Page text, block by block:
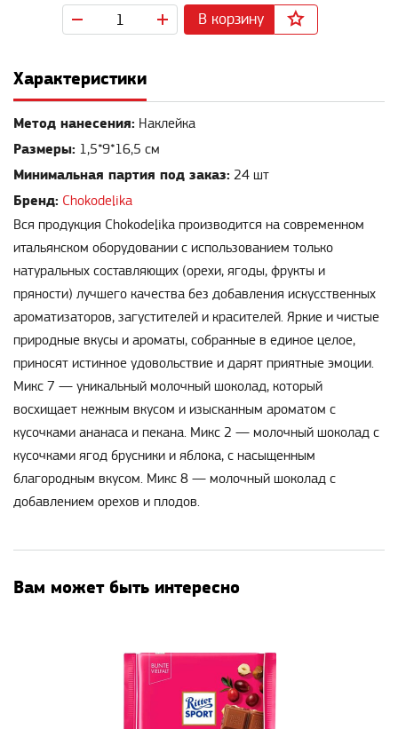
В корзину
Характеристики
Метод нанесения: Наклейка
Размеры: 1,5*9*16,5 см
Минимальная партия под заказ: 24 шт
Бренд: Chokodelika
Вся продукция Chokodelika производится на современном
итальянском оборудовании с использованием только
натуральных составляющих (орехи, ягоды, фрукты и
пряности) лучшего качества без добавления искусственных
ароматизаторов, загустителей и красителей. Яркие и чистые
природные вкусы и ароматы, собранные в единое целое,
приносят истинное удовольствие и дарят приятные эмоции.
Микс 7 — уникальный молочный шоколад, который
восхищает нежным вкусом и изысканным ароматом с
кусочками ананаса и пекана. Микс 2 — молочный шоколад с
кусочками ягод брусники и яблока, с насыщенным
благородным вкусом. Микс 8 — молочный шоколад с
добавлением орехов и плодов.
Вам может быть интересно